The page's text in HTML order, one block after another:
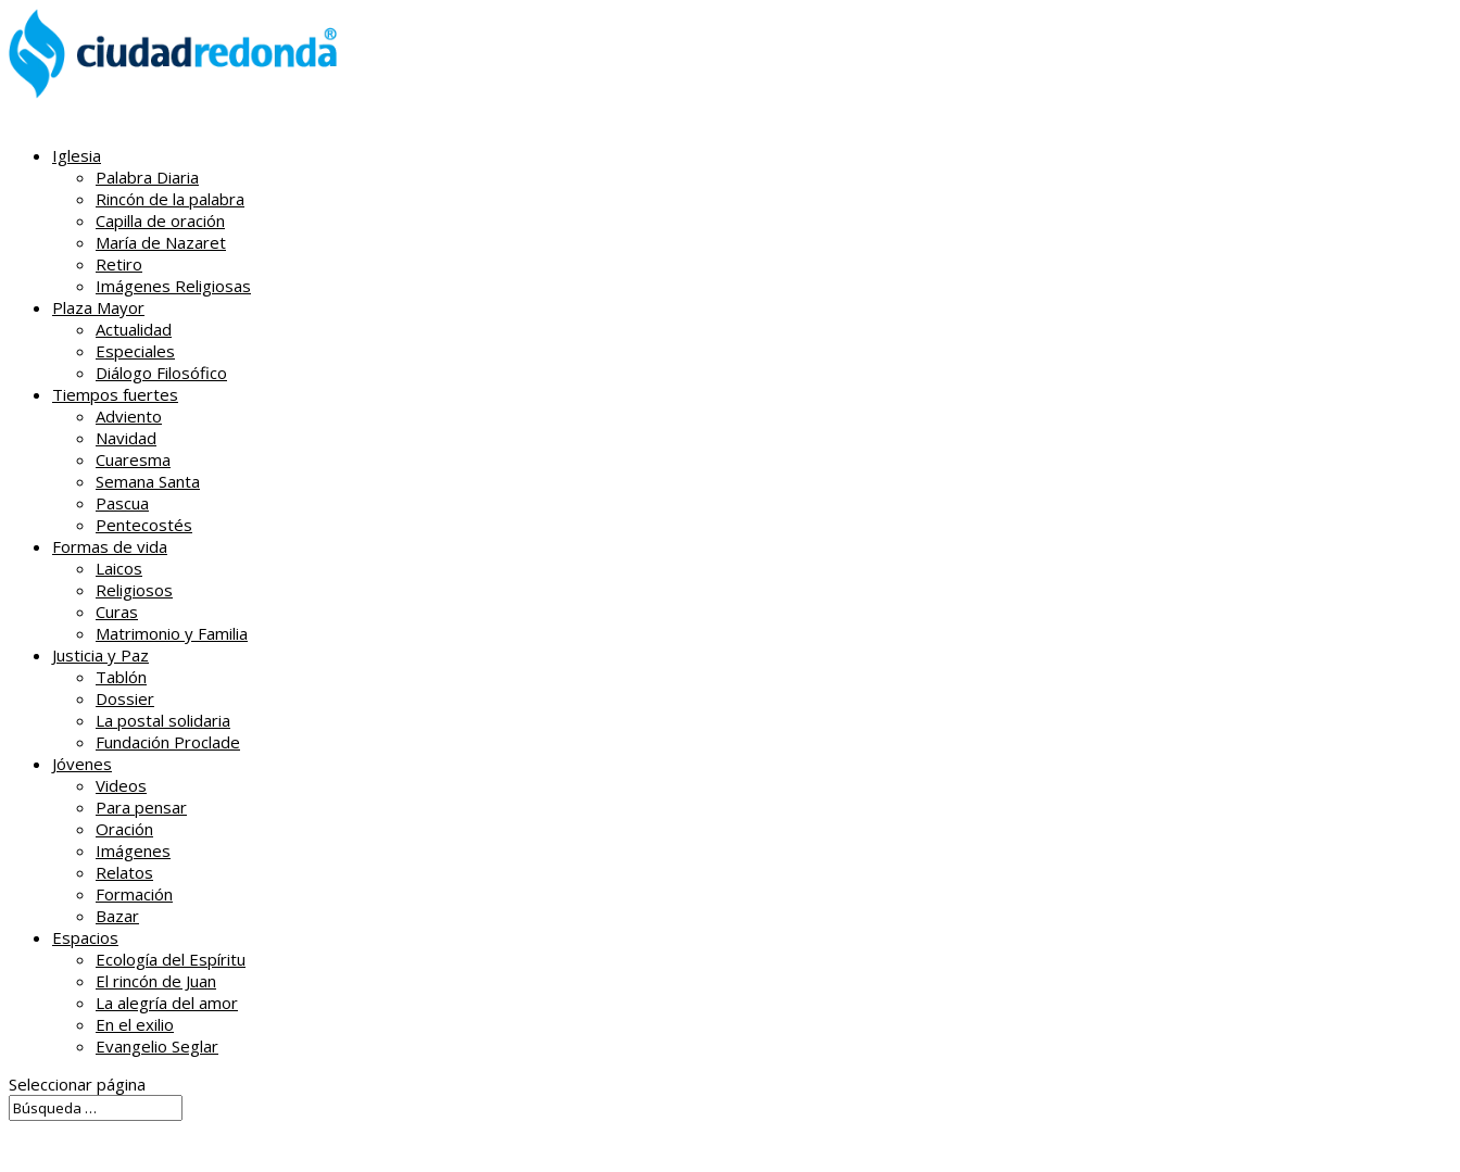
Iglesia
Palabra Diaria
Rincón de la palabra
Capilla de oración
María de Nazaret
Retiro
Imágenes Religiosas
Plaza Mayor
Actualidad
Especiales
Diálogo Filosófico
Tiempos fuertes
Adviento
Navidad
Cuaresma
Semana Santa
Pascua
Pentecostés
Formas de vida
Laicos
Religiosos
Curas
Matrimonio y Familia
Justicia y Paz
Tablón
Dossier
La postal solidaria
Fundación Proclade
Jóvenes
Videos
Para pensar
Oración
Imágenes
Relatos
Formación
Bazar
Espacios
Ecología del Espíritu
El rincón de Juan
La alegría del amor
En el exilio
Evangelio Seglar
Seleccionar página